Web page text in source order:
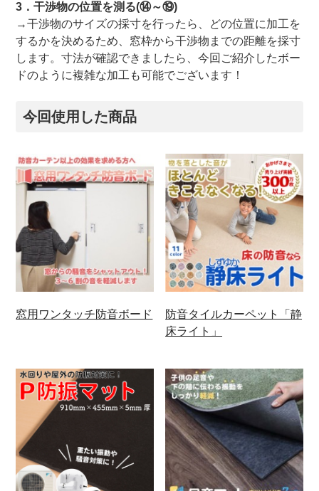
3．干渉物の位置を測る(⑭～⑲)
→干渉物のサイズの採寸を行ったら、どの位置に加工を
するかを決めるため、窓枠から干渉物までの距離を採寸
します。寸法が確認できましたら、今回ご紹介したボー
ドのように複雑な加工も可能でございます！
今回使用した商品
窓用ワンタッチ防音ボード
防音タイルカーペット「静
床ライト」